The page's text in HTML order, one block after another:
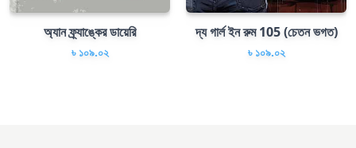
অ্যান ফ্র্যাঙ্কের ডায়েরি
৳ ১০৯.০২
দ্য গার্ল ইন রুম 105 (চেতন ভগত)
৳ ১০৯.০২